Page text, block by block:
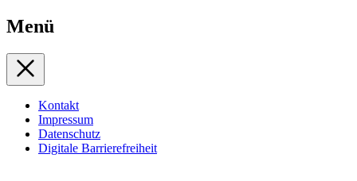
Menü
Kontakt
Impressum
Datenschutz
Digitale Barrierefreiheit